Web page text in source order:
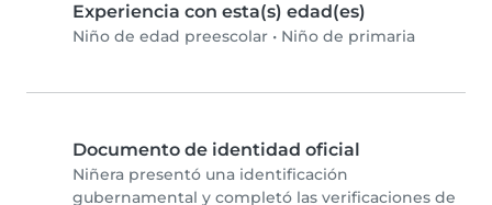
Experiencia con esta(s) edad(es)
Niño de edad preescolar • Niño de primaria
Documento de identidad oficial
Niñera presentó una identificación
gubernamental y completó las verificaciones de